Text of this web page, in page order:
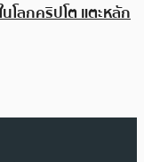
โลกคริปโต แตะหลัก